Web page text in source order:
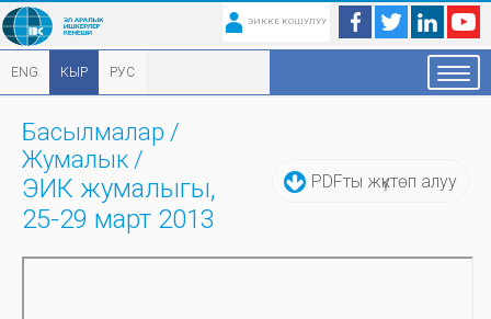
ЭИККЕ КОШУЛУУ
ENG КЫР РУС
PDFты жүктөп алуу
Басылмалар /
Жумалык /
ЭИК жумалыгы,
25-29 март 2013